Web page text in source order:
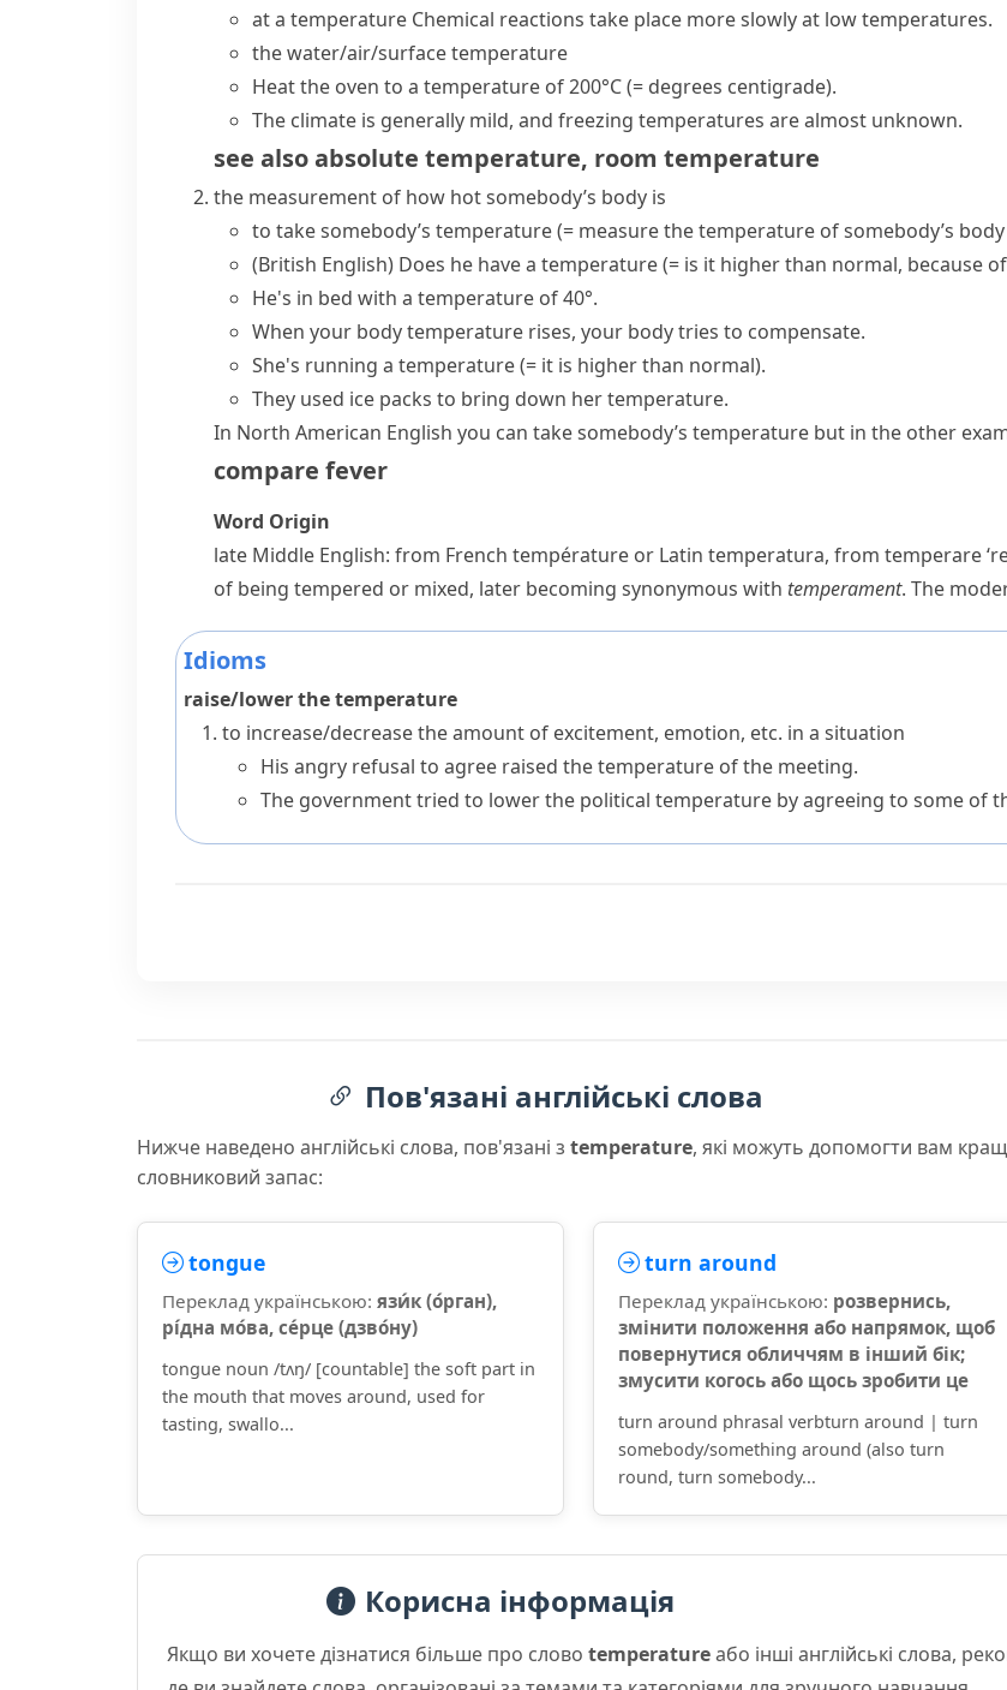
at a temperature Chemical reactions take place more slowly at low temperatures.
the water/air/surface temperature
Heat the oven to a temperature of 200°C(= degrees centigrade).
The climate is generally mild, and freezing temperatures are almost unknown.
see alsoabsolute temperature, room temperature
the measurement of how hot somebody’s body is
to take somebody’s temperature(= measure the temperature of somebody’s
(British English) Does he have a temperature(= is it higher than normal, because
He's in bed with a temperature of 40°.
When your body temperature rises, your body tries to compensate.
She's running a temperature(= it is higher than normal).
They used ice packs to bring down her temperature.
In North American English you can take somebody’s temperature but in the other
compare fever
Word Origin
late Middle English: from French température or Latin temperatura, from temperare
of being tempered or mixed, later becoming synonymous with temperament. The
Idioms
raise/lower the temperature
to increase/decrease the amount of excitement, emotion, etc. in a situation
His angry refusal to agree raised the temperature of the meeting.
The government tried to lower the political temperature by agreeing to some of
Пов'язані англійські слова
Нижче наведено англійські слова, пов'язані з temperature, які можуть допомогти вам
словниковий запас:
tongue
Переклад українською: язи́к (о́рган),
рі́дна мо́ва, се́рце (дзво́ну)
tongue noun /tʌŋ/ [countable] the soft part in
the mouth that moves around, used for
tasting, swallo...
turn around
Переклад українською: розвернись,
змінити положення або напрямок, щоб
повернутися обличчям в інший бік;
змусити когось або щось зробити це
turn around phrasal verbturn around | turn
somebody/something around (also turn
round, turn somebody...
Корисна інформація
Якщо ви хочете дізнатися більше про слово temperatureабо інші англійські слова,